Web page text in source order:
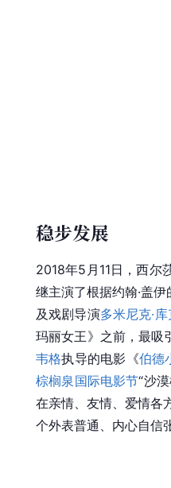
稳步发展
2018年5月11日，西尔
继主演了根据约翰·盖
及戏剧导演多米尼克·库
玛丽女王》之前，最吸
韦格执导的电影《伯德
棕榈泉国际电影节“沙
在亲情、友情、爱情各
个外表普通、内心自信